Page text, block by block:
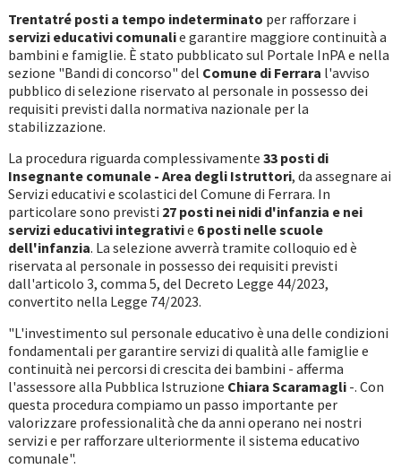
Trentatré posti a tempo indeterminato per rafforzare i
servizi educativi comunalie garantire maggiore continuità a
bambini e famiglie. È stato pubblicato sul Portale InPA e nella
sezione "Bandi di concorso" del Comune di Ferrara l'avviso
pubblico di selezione riservato al personale in possesso dei
requisiti previsti dalla normativa nazionale per la
stabilizzazione.
La procedura riguarda complessivamente 33 posti di
Insegnante comunale - Area degli Istruttori, da assegnare ai
Servizi educativi e scolastici del Comune di Ferrara. In
particolare sono previsti 27 posti nei nidi d'infanzia e nei
servizi educativi integrativie 6 posti nelle scuole
dell'infanzia. La selezione avverrà tramite colloquio ed è
riservata al personale in possesso dei requisiti previsti
dall'articolo 3, comma 5, del Decreto Legge 44/2023,
convertito nella Legge 74/2023.
"L'investimento sul personale educativo è una delle condizioni
fondamentali per garantire servizi di qualità alle famiglie e
continuità nei percorsi di crescita dei bambini - afferma
l'assessore alla Pubblica Istruzione Chiara Scaramagli-. Con
questa procedura compiamo un passo importante per
valorizzare professionalità che da anni operano nei nostri
servizi e per rafforzare ulteriormente il sistema educativo
comunale".